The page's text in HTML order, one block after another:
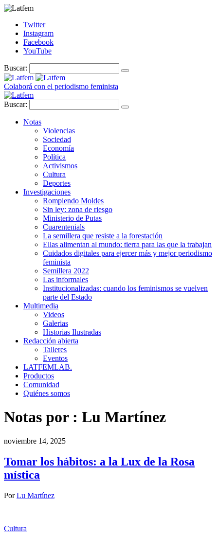
Twitter
Instagram
Facebook
YouTube
Buscar:
Colaborá con el periodismo feminista
Buscar:
Notas
Violencias
Sociedad
Economía
Política
Activismos
Cultura
Deportes
Investigaciones
Rompiendo Moldes
Sin ley: zona de riesgo
Ministerio de Putas
Cuarentenials
La semillera que resiste a la forestación
Ellas alimentan al mundo: tierra para las que la trabajan
Cuidados digitales para ejercer más y mejor periodismo
feminista
Semillera 2022
Las informales
Institucionalizadas: cuando los feminismos se vuelven
parte del Estado
Multimedia
Videos
Galerias
Historias Ilustradas
Redacción abierta
Talleres
Eventos
LATFEMLAB.
Productos
Comunidad
Quiénes somos
Notas por : Lu Martínez
noviembre 14, 2025
Tomar los hábitos: a la Lux de la Rosa
mística
PorLu Martínez
Cultura